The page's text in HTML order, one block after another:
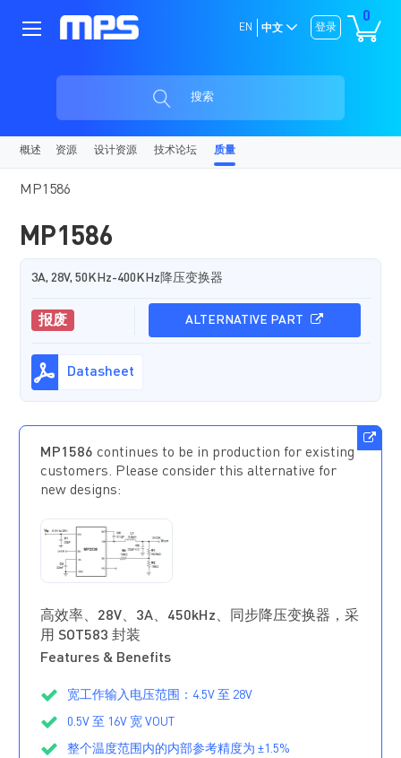
0
登录
EN 中文
搜索
概述 资源 设计资源 技术论坛 质量
MP1586
MP1586
3A, 28V, 50KHz-400KHz降压变换器
报废 ALTERNATIVE PART
Datasheet
MP1586 continues to be in production for existing
customers. Please consider this alternative for
new designs:
高效率、28V、3A、450kHz、同步降压变换器，采
用 SOT583 封装
Features & Benefits
宽工作输入电压范围：4.5V 至 28V
0.5V 至 16V 宽 VOUT
整个温度范围内的内部参考精度为 ±1.5%